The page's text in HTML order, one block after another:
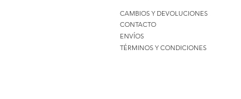
CAMBIOS Y DEVOLUCIONES
CONTACTO
ENVÍOS
TÉRMINOS Y CONDICIONES